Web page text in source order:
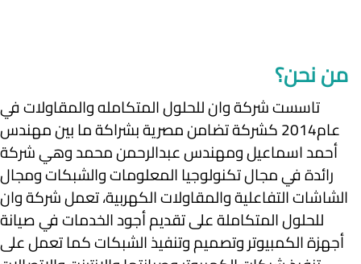
من نحن؟
تاسست شركة وان للحلول المتكامله والمقاولات في
عام2014 كشركة تضامن مصرية بشراكة ما بين مهندس
أحمد اسماعيل ومهندس عبدالرحمن محمد وهي شركة
رائدة في مجال تكنولوجيا المعلومات والشبكات ومجال
الشاشات التفاعلية والمقاولات الكهربية، تعمل شركة وان
للحلول المتكاملة على تقديم أجود الخدمات في صيانة
أجهزة الكمبيوتر وتصميم وتنفيذ الشبكات كما تعمل على